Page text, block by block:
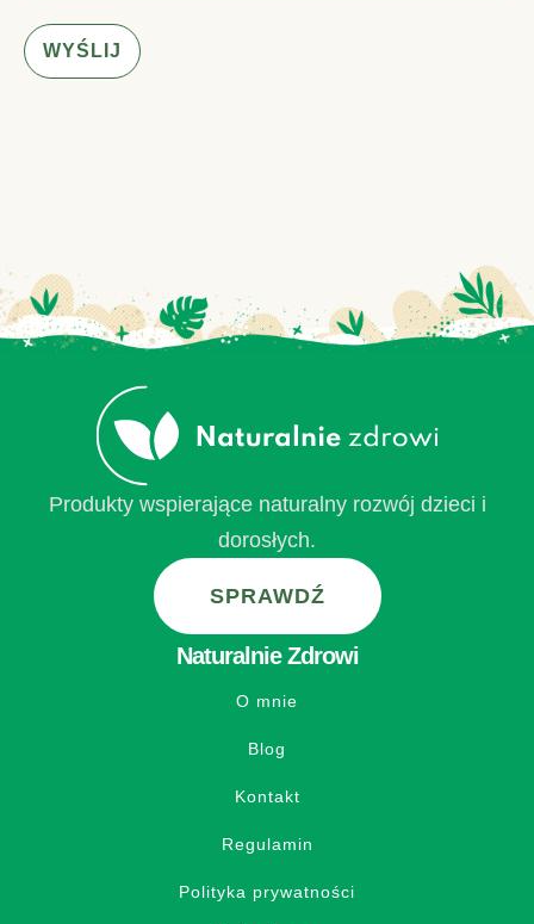
WYŚLIJ
Produkty wspierające naturalny rozwój dzieci i
dorosłych.
SPRAWDŹ
Naturalnie Zdrowi
O mnie
Blog
Kontakt
Regulamin
Polityka prywatności